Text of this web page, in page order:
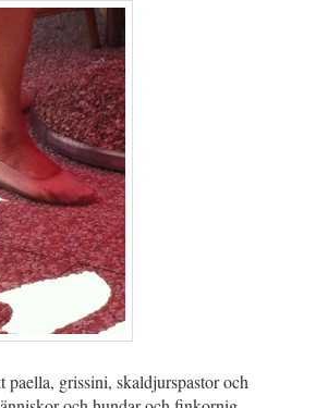
paella, grissini, skaldjurspastor och